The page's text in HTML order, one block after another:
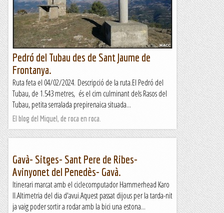
Pedró del Tubau des de Sant Jaume de
Frontanya.
Ruta feta el 04/02/2024. Descripció de la ruta.El Pedró del
Tubau, de 1.543 metres, és el cim culminant dels Rasos del
Tubau, petita serralada prepirenaica situada...
El blog del Miquel, de roca en roca.
Gavà- Sitges- Sant Pere de Ribes-
Avinyonet del Penedès- Gavà.
Itinerari marcat amb el ciclecomputador Hammerhead Karo
II.Altimetria del dia d'avui.Aquest passat dijous per la tarda-nit
ja vaig poder sortir a rodar amb la bici una estona...